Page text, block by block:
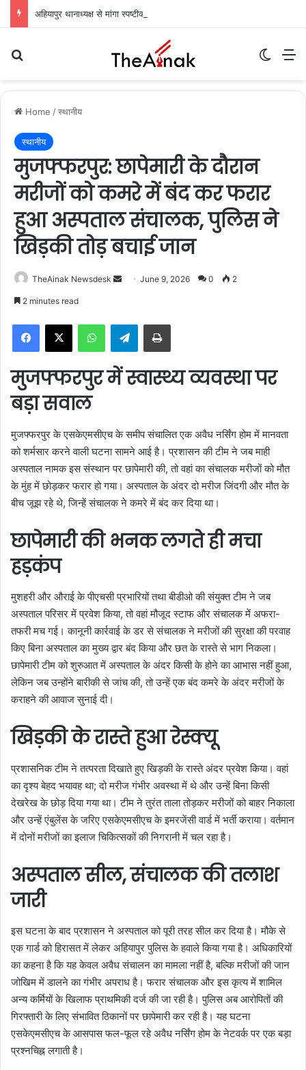
Home /स्थानीय
स्थानीय
मुजफ्फरपुर: छापेमारी के दौरान
मरीजों को कमरे में बंद कर फरार
हुआ अस्पताल संचालक, पुलिस ने
खिड़की तोड़ बचाई जान
TheAinak Newsdesk
a
June 9, 2026 0 2
2 minutes read
Telegram
मुजफ्फरपुर में स्वास्थ्य व्यवस्था पर
बड़ा सवाल
मुजफ्फरपुर के एसकेएमसीएच के समीप संचालित एक अवैध नर्सिंग होम में मानवता
को शर्मसार करने वाली घटना सामने आई है। प्रशासन की टीम ने जब माही
अस्पताल नामक इस संस्थान पर छापेमारी की, तो वहां का संचालक मरीजों को मौत
के मुंह में छोड़कर फरार हो गया। अस्पताल के अंदर दो मरीज जिंदगी और मौत के
बीच जूझ रहे थे, जिन्हें संचालक ने कमरे में बंद कर दिया था।
छापेमारी की भनक लगते ही मचा
हड़कंप
मुशहरी और औराई के पीएचसी प्रभारियों तथा बीडीओ की संयुक्त टीम ने जब
अस्पताल परिसर में प्रवेश किया, तो वहां मौजूद स्टाफ और संचालक में अफरा-
तफरी मच गई। कानूनी कार्रवाई के डर से संचालक ने मरीजों की सुरक्षा की परवाह
किए बिना अस्पताल का मुख्य द्वार बंद किया और छत के रास्ते से भाग निकला।
छापेमारी टीम को शुरुआत में अस्पताल के अंदर किसी के होने का आभास नहीं हुआ,
लेकिन जब उन्होंने बारीकी से जांच की, तो उन्हें एक बंद कमरे के अंदर मरीजों के
कराहने की आवाज सुनाई दी।
खिड़की के रास्ते हुआ रेस्क्यू
प्रशासनिक टीम ने तत्परता दिखाते हुए खिड़की के रास्ते अंदर प्रवेश किया। वहां
का दृश्य बेहद भयावह था; दो मरीज गंभीर अवस्था में थे और उन्हें बिना किसी
देखरेख के छोड़ दिया गया था। टीम ने तुरंत ताला तोड़कर मरीजों को बाहर निकाला
और उन्हें एंबुलेंस के जरिए एसकेएमसीएच के इमरजेंसी वार्ड में भर्ती कराया। वर्तमान
में दोनों मरीजों का इलाज चिकित्सकों की निगरानी में चल रहा है।
अस्पताल सील, संचालक की तलाश
जारी
इस घटना के बाद प्रशासन ने अस्पताल को पूरी तरह सील कर दिया है। मौके से
एक गार्ड को हिरासत में लेकर अहियापुर पुलिस के हवाले किया गया है। अधिकारियों
का कहना है कि यह केवल अवैध संचालन का मामला नहीं है, बल्कि मरीजों की जान
जोखिम में डालने का गंभीर अपराध है। फरार संचालक और इस कृत्य में शामिल
अन्य कर्मियों के खिलाफ प्राथमिकी दर्ज की जा रही है। पुलिस अब आरोपितों की
गिरफ्तारी के लिए संभावित ठिकानों पर छापेमारी कर रही है। यह घटना
एसकेएमसीएच के आसपास फल-फूल रहे अवैध नर्सिंग होम के नेटवर्क पर एक बड़ा
प्रश्नचिह्न लगाती है।